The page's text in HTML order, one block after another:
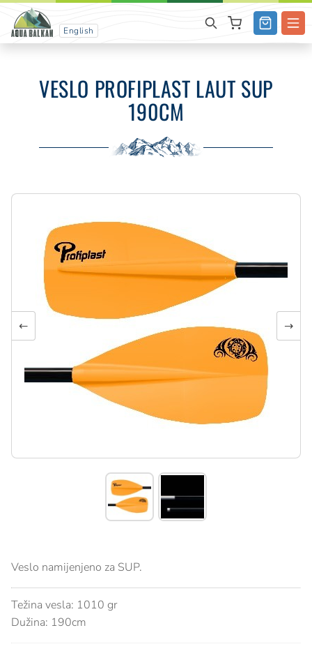
English
VESLO PROFIPLAST LAUT SUP
190CM
← →
Veslo namijenjeno za SUP.
Težina vesla: 1010 gr
Dužina: 190cm